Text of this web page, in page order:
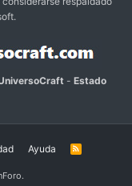
- Estado
Ayuda
R